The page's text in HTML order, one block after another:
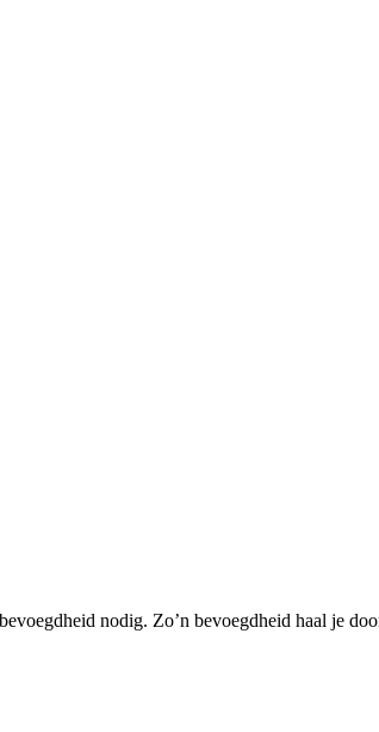
nodig. Zo’n bevoegdheid haal je